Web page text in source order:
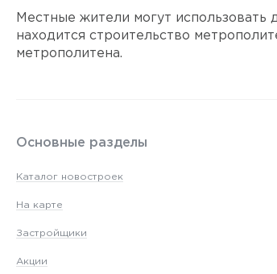
Местные жители могут
находится строительство
метрополитена.
Основные разделы
Каталог новостроек
На карте
Застройщики
Акции